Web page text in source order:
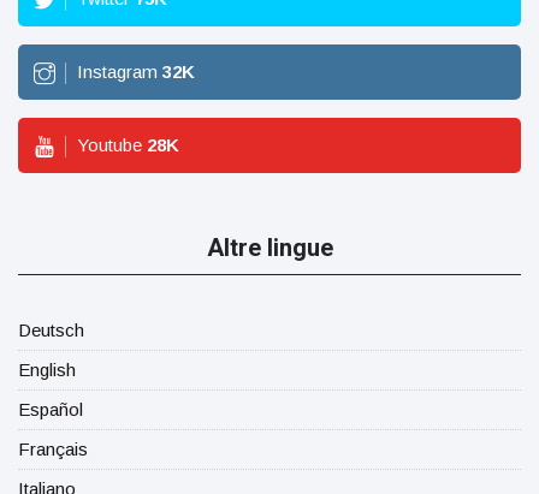
Instagram 32K
Youtube 28K
Altre lingue
Deutsch
English
Español
Français
Italiano